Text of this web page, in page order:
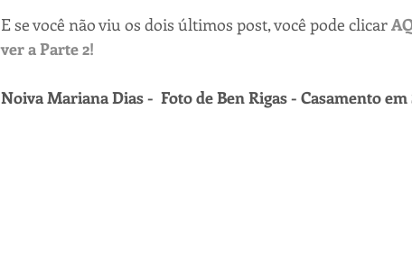
E se você não viu os dois últimos post, você pode clicar
ver a Parte 2!
Noiva Mariana Dias -  Foto de Ben Rigas - Casamento